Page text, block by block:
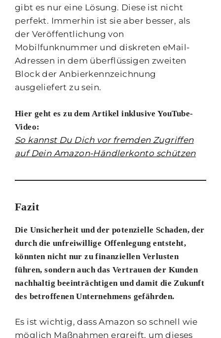
gibt es nur eine Lösung. Diese ist nicht
perfekt. Immerhin ist sie aber besser, als
der Veröffentlichung von
Mobilfunknummer und diskreten eMail-
Adressen in dem überflüssigen zweiten
Block der Anbierkennzeichnung
ausgeliefert zu sein.
Hier geht es zu dem Artikel inklusive YouTube-
Video:
So kannst Du Dich vor fremden Zugriffen
auf Dein Amazon-Händlerkonto schützen
Fazit
Die Unsicherheit und der potenzielle Schaden, der
durch die unfreiwillige Offenlegung entsteht,
könnten nicht nur zu finanziellen Verlusten
führen, sondern auch das Vertrauen der Kunden
nachhaltig beeinträchtigen und damit die Zukunft
des betroffenen Unternehmens gefährden.
Es ist wichtig, dass Amazon so schnell wie
möglich Maßnahmen ergreift, um dieses